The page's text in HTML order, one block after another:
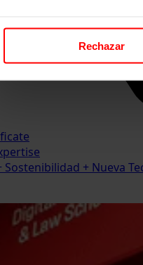
Rechazar
Sostenibilidad + Nueva